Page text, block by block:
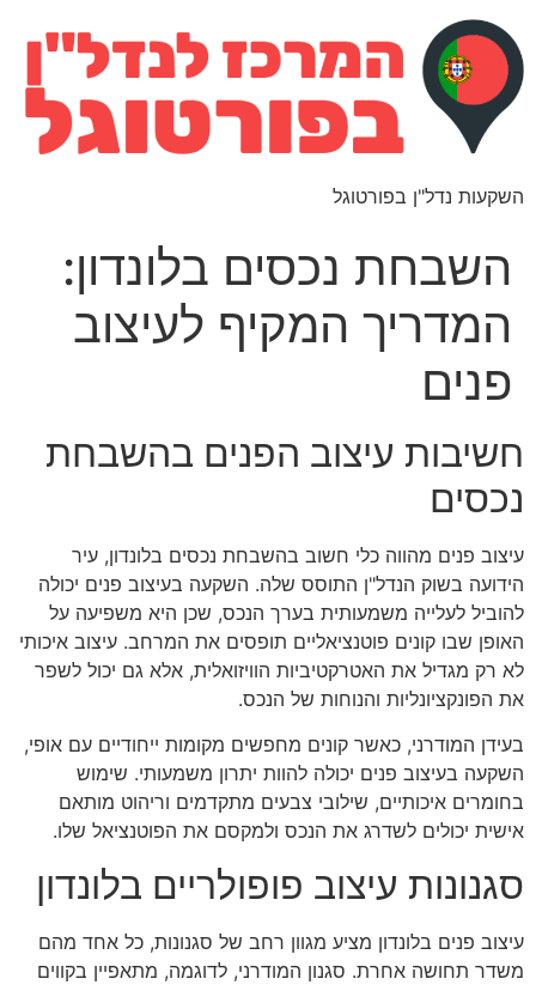
השקעות נדל"ן בפורטוגל
השבחת נכסים בלונדון:
המדריך המקיף לעיצוב
פנים
חשיבות עיצוב הפנים בהשבחת
נכסים
עיצוב פנים מהווה כלי חשוב בהשבחת נכסים בלונדון, עיר
הידועה בשוק הנדל"ן התוסס שלה. השקעה בעיצוב פנים יכולה
להוביל לעלייה משמעותית בערך הנכס, שכן היא משפיעה על
האופן שבו קונים פוטנציאליים תופסים את המרחב. עיצוב איכותי
לא רק מגדיל את האטרקטיביות הוויזואלית, אלא גם יכול לשפר
את הפונקציונליות והנוחות של הנכס.
בעידן המודרני, כאשר קונים מחפשים מקומות ייחודיים עם אופי,
השקעה בעיצוב פנים יכולה להוות יתרון משמעותי. שימוש
בחומרים איכותיים, שילובי צבעים מתקדמים וריהוט מותאם
אישית יכולים לשדרג את הנכס ולמקסם את הפוטנציאל שלו.
סגנונות עיצוב פופולריים בלונדון
עיצוב פנים בלונדון מציע מגוון רחב של סגנונות, כל אחד מהם
משדר תחושה אחרת. סגנון המודרני, לדוגמה, מתאפיין בקווים